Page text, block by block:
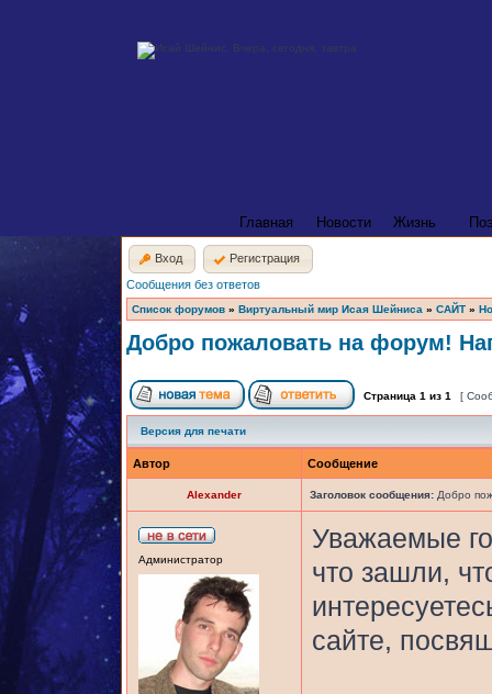
Главная Новости Жизнь
Вход
Регистрация
Сообщения без ответов
Список форумов » Виртуальный мир Исая Шейниса » САЙТ »
Добро пожаловать на форум!
Страница 1 из 1 [
Версия для печати
Автор Сообщение
Alexander Заголовок сообщения: Добро
Администратор
Уважаемые
что зашли,
сайте,